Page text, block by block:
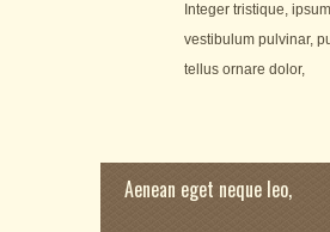
Integer tristique,
vestibulum pulvinar,
tellus ornare dolor,
Aenean eget neque leo,